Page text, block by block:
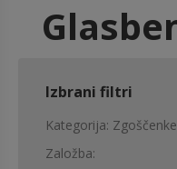
Izbrani filtri
Kategorija
Založba